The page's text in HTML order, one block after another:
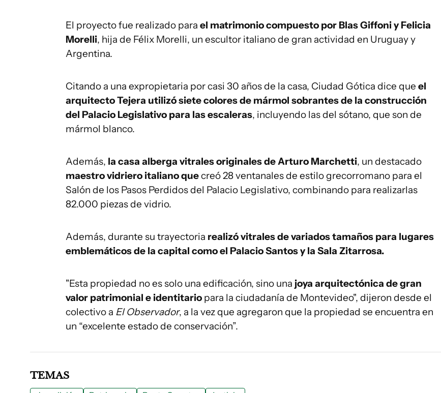
El proyecto fue realizado para el matrimonio compuesto por Blas Giffoni y Felicia
Morelli, hija de Félix Morelli, un escultor italiano de gran actividad en Uruguay y
Argentina.
Citando a una expropietaria por casi 30 años de la casa, Ciudad Gótica dice que el
arquitecto Tejera utilizó siete colores de mármol sobrantes de la construcción
del Palacio Legislativo para las escaleras, incluyendo las del sótano, que son de
mármol blanco.
Además, la casa alberga vitrales originales de Arturo Marchetti, un destacado
maestro vidriero italiano quecreó 28 ventanales de estilo grecorromano para el
Salón de los Pasos Perdidos del Palacio Legislativo, combinando para realizarlas
82.000 piezas de vidrio.
Además, durante su trayectoria realizó vitrales de variados tamaños para lugares
emblemáticos de la capital como el Palacio Santos y la Sala Zitarrosa.
"Esta propiedad no es solo una edificación, sino una joya arquitectónica de gran
valor patrimonial e identitario para la ciudadanía de Montevideo", dijeron desde el
colectivo a El Observador, a la vez que agregaron que la propiedad se encuentra en
un “excelente estado de conservación”.
TEMAS